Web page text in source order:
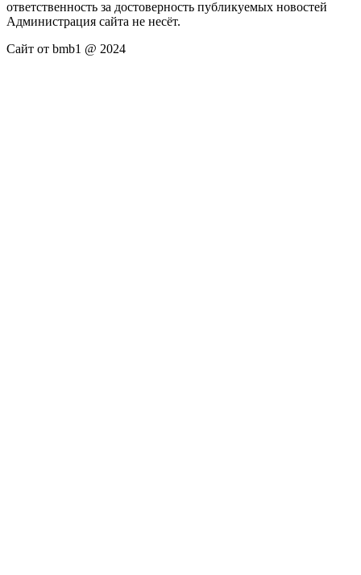
ответственность за достоверность публикуемых новостей
Администрация сайта не несёт.
Сайт от bmb1 @ 2024